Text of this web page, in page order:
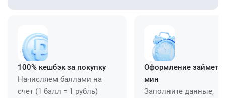
100% кешбэк за покупку
Начисляем баллами на
счет (1 балл = 1 рубль)
Оформление займет
мин
Заполните данные,